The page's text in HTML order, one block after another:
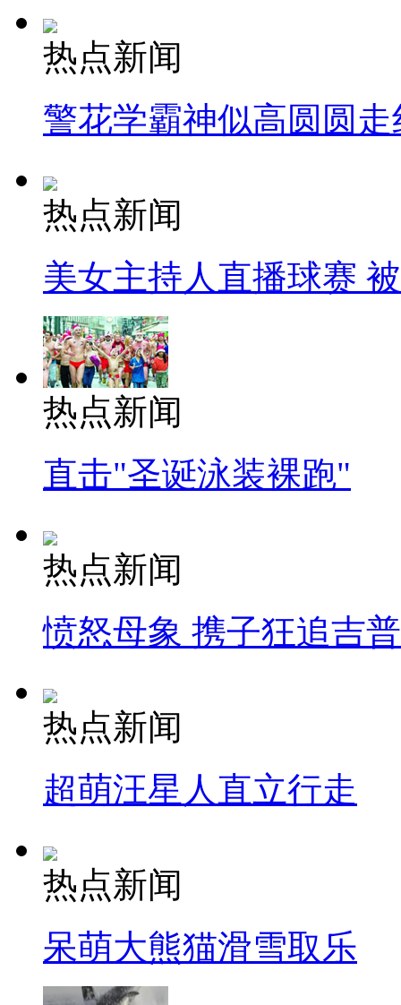
热点新闻
警花学霸神似高圆圆走
热点新闻
美女主持人直播球赛
热点新闻
直击"圣诞泳装裸跑"
热点新闻
愤怒母象 携子狂追吉
热点新闻
超萌汪星人直立行走
热点新闻
呆萌大熊猫滑雪取乐